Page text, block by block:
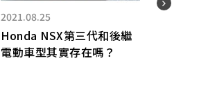
2021.08.25
Honda NSX第三代和後繼
電動車型其實存在嗎？